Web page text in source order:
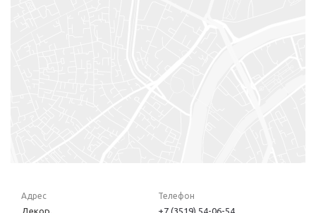
Адрес
Декор,
Телефон
+7 (3519) 54-06-54